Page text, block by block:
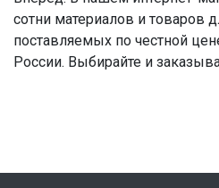
сотни материалов и товаров
поставляемых по честной
России. Выбирайте и